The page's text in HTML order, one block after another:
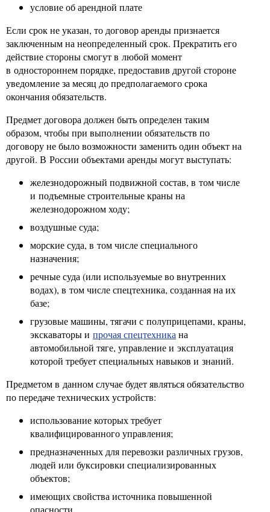
условие об арендной плате
Если срок не указан, то договор аренды признается
заключенным на неопределенный срок. Прекратить его
действие стороны смогут в любой момент
в одностороннем порядке, предоставив другой стороне
уведомление за месяц до предполагаемого срока
окончания обязательств.
Предмет договора должен быть определен таким
образом, чтобы при выполнении обязательств по
договору не было возможности заменить один объект на
другой. В России объектами аренды могут выступать:
железнодорожный подвижной состав, в том числе
и подъемные строительные краны на
железнодорожном ходу;
воздушные суда;
морские суда, в том числе специального
назначения;
речные суда (или используемые во внутренних
водах), в том числе спецтехника, созданная на их
базе;
грузовые машины, тягачи с полуприцепами, краны,
экскаваторы и прочая спецтехника на
автомобильной тяге, управление и эксплуатация
которой требует специальных навыков и знаний.
Предметом в данном случае будет являться обязательство
по передаче технических устройств:
использование которых требует
квалифицированного управления;
предназначенных для перевозки различных грузов,
людей или буксировки специализированных
объектов;
имеющих свойства источника повышенной
опасности.